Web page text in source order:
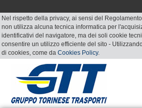
Nel rispetto della privacy, ai sensi del
non utilizza alcuna tecnica informatica per
identificativi del navigatore, ma dei soli cookie
consentire un utilizzo efficiente del sito -
di cookies, come da Cookies Policy.